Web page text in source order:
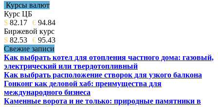
Курсы валют
Курс ЦБ
$ 82.17 € 94.84
Биржевой курс
$ 82.53 € 95.43
Свежие записи
Как выбрать котел для отопления частного дома: газовый,
электрический или твердотопливный
Как выбрать расположение створок для узкого балкона
Гонконг как деловой хаб: преимущества для
международного бизнеса
Каменные ворота и не только: природные памятники в